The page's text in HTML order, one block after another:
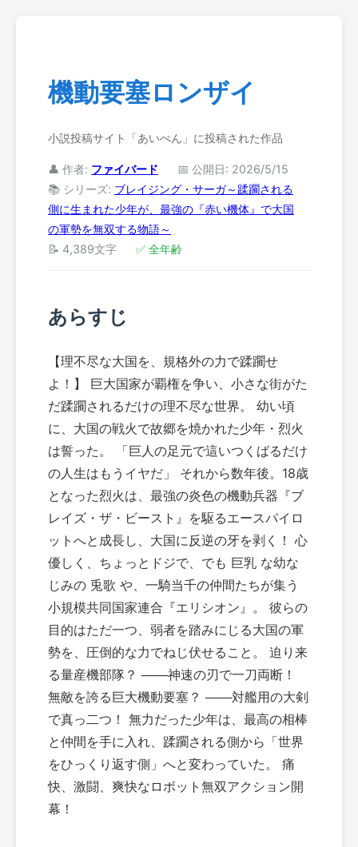
機動要塞ロンザイ
小説投稿サイト「あいぺん」に投稿された作品
👤 作者: ファイバード
📅 公開日: 2026/5/15
📚 シリーズ: ブレイジング・サーガ～蹂躙される
側に生まれた少年が、最強の『赤い機体』で大国
の軍勢を無双する物語～
📝 4,389文字
✅ 全年齢
あらすじ
【理不尽な大国を、規格外の力で蹂躙せ
よ！】 巨大国家が覇権を争い、小さな街がた
だ蹂躙されるだけの理不尽な世界。 幼い頃
に、大国の戦火で故郷を焼かれた少年・烈火
は誓った。 「巨人の足元で這いつくばるだけ
の人生はもうイヤだ」 それから数年後。18歳
となった烈火は、最強の炎色の機動兵器『ブ
レイズ・ザ・ビースト』を駆るエースパイロ
ットへと成長し、大国に反逆の牙を剥く！ 心
優しく、ちょっとドジで、でも 巨乳 な幼な
じみの 兎歌 や、一騎当千の仲間たちが集う
小規模共同国家連合『エリシオン』。 彼らの
目的はただ一つ、弱者を踏みにじる大国の軍
勢を、圧倒的な力でねじ伏せること。 迫り来
る量産機部隊？ ───神速の刃で一刀両断！
無敵を誇る巨大機動要塞？ ───対艦用の大剣
で真っ二つ！ 無力だった少年は、最高の相棒
と仲間を手に入れ、蹂躙される側から「世界
をひっくり返す側」へと変わっていた。 痛
快、激闘、爽快なロボット無双アクション開
幕！